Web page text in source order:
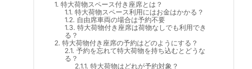
1. 特大荷物スペース付き座席とは？
1.1. 特大荷物スペース利用にはお金はかかる？
1.2. 自由席車両の場合は予約不要
1.3. 特大荷物付き座席は荷物なしでも利用でき
る？
2. 特大荷物付き座席の予約はどのようにする？
2.1. 予約を忘れて特大荷物を持ち込むとどうな
る？
2.1.1. 特大荷物はどれが予約対象？